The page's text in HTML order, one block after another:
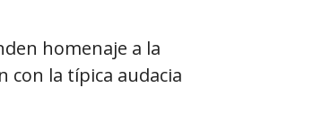
homenaje a la
con la típica audacia